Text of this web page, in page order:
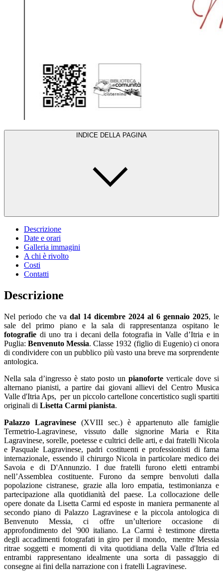
INDICE DELLA PAGINA
Descrizione
Date e orari
Galleria immagini
A chi è rivolto
Costi
Contatti
Descrizione
Nel periodo che va dal 14 dicembre 2024 al 6 gennaio 2025, le
sale del primo piano e la sala di rappresentanza ospitano le
fotografie di uno tra i decani della fotografia in Valle d’Itria e in
Puglia:Benvenuto Messia. Classe 1932 (figlio di Eugenio) ci onora
di condividere con un pubblico più vasto una breve ma sorprendente
antologica.
Nella sala d’ingresso è stato posto unpianoforte verticale dove si
alternano pianisti, a partire dai giovani allievi del Centro Musica
Valle d'Itria Aps, per un piccolo cartellone concertistico sugli spartiti
originali di Lisetta Carmi pianista.
Palazzo Lagravinese (XVIII sec.) è appartenuto alle famiglie
Termetrio-Lagravinese, vissuto dalle signorine Maria e Rita
Lagravinese, sorelle, poetesse e cultrici delle arti, e dai fratelli Nicola
e Pasquale Lagravinese, padri costituenti e professionisti di fama
internazionale, essendo il chirurgo Nicola in particolare medico dei
Savoia e di D'Annunzio. I due fratelli furono eletti entrambi
nell’Assemblea costituente. Furono da sempre benvoluti dalla
popolazione cistranese, grazie alla loro empatia, testimonianza e
partecipazione alla quotidianità del paese. La collocazione delle
opere donate da Lisetta Carmi ed esposte in maniera permanente al
secondo piano di Palazzo Lagravinese e la piccola antologica di
Benvenuto Messia, ci offre un’ulteriore occasione di
approfondimento del '900 italiano. La Carmi è testimone diretta
degli accadimenti fotografati in giro per il mondo, mentre Messia
ritrae soggetti e momenti di vita quotidiana della Valle d'Itria ed
entrambi rappresentano idealmente una sorta di passaggio di
consegne ai fini della narrazione con i fratelli Lagravinese.